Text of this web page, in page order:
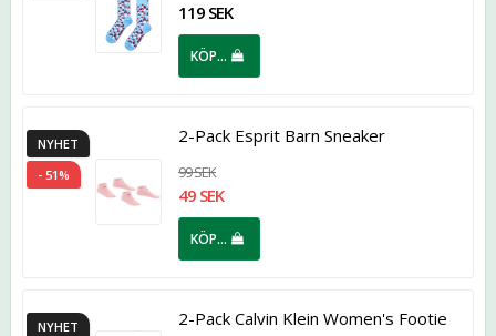
119 SEK
KÖP…
NYHET
- 51%
2-Pack Esprit Barn Sneaker
99 SEK
49 SEK
KÖP…
NYHET
2-Pack Calvin Klein Women's Footie